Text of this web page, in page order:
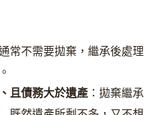
常不需要拋棄，繼承後處理
且債務大於遺產：拋棄繼承